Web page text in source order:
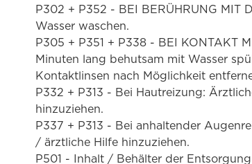
P302 + P352 - BEI BERÜHRUNG MIT
Wasser waschen.
P305 + P351 + P338 - BEI KONTAKT
Minuten lang behutsam mit Wasser
Kontaktlinsen nach Möglichkeit
P332 + P313 - Bei Hautreizung:
hinzuziehen.
P337 + P313 - Bei anhaltender
/ ärztliche Hilfe hinzuziehen.
P501 - Inhalt / Behälter der